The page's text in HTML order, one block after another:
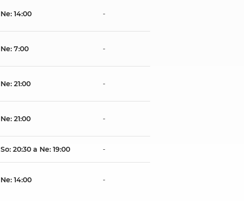
Ne: 14:00 -
Ne: 7:00 -
Ne: 21:00 -
Ne: 21:00 -
So: 20:30 a Ne: 19:00 -
Ne: 14:00 -